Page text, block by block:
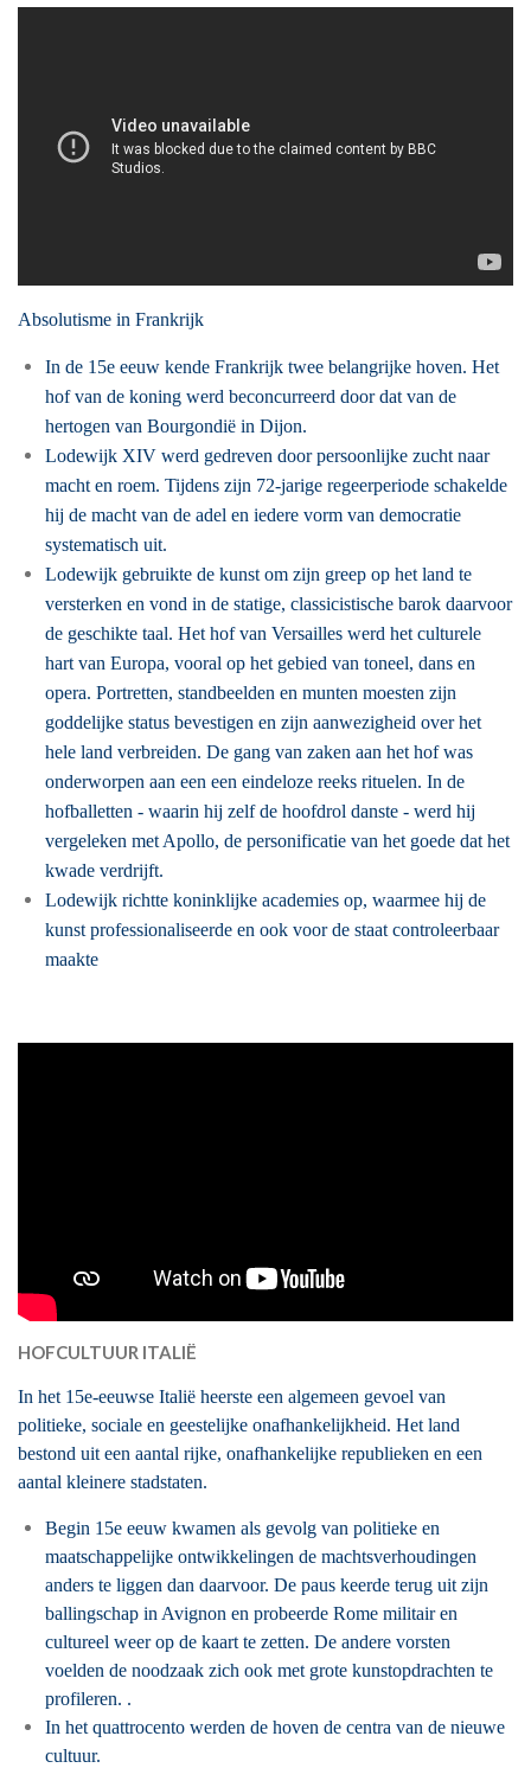
Absolutisme in Frankrijk
In de 15e eeuw kende Frankrijk twee belangrijke hoven. Het
hof van de koning werd beconcurreerd door dat van de
hertogen van Bourgondië in Dijon.
Lodewijk XIV werd gedreven door persoonlijke zucht naar
macht en roem. Tijdens zijn 72-jarige regeerperiode schakelde
hij de macht van de adel en iedere vorm van democratie
systematisch uit.
Lodewijk gebruikte de kunst om zijn greep op het land te
versterken en vond in de statige, classicistische barok daarvoor
de geschikte taal. Het hof van Versailles werd het culturele
hart van Europa, vooral op het gebied van toneel, dans en
opera. Portretten, standbeelden en munten moesten zijn
goddelijke status bevestigen en zijn aanwezigheid over het
hele land verbreiden. De gang van zaken aan het hof was
onderworpen aan een een eindeloze reeks rituelen. In de
hofballetten - waarin hij zelf de hoofdrol danste - werd hij
vergeleken met Apollo, de personificatie van het goede dat het
kwade verdrijft.
Lodewijk richtte koninklijke academies op, waarmee hij de
kunst professionaliseerde en ook voor de staat controleerbaar
maakte
HOFCULTUUR ITALIË
In het 15e-eeuwse Italië heerste een algemeen gevoel van
politieke, sociale en geestelijke onafhankelijkheid. Het land
bestond uit een aantal rijke, onafhankelijke republieken en een
aantal kleinere stadstaten.
Begin 15e eeuw kwamen als gevolg van politieke en
maatschappelijke ontwikkelingen de machtsverhoudingen
anders te liggen dan daarvoor. De paus keerde terug uit zijn
ballingschap in Avignon en probeerde Rome militair en
cultureel weer op de kaart te zetten. De andere vorsten
voelden de noodzaak zich ook met grote kunstopdrachten te
profileren. .
In het quattrocento werden de hoven de centra van de nieuwe
cultuur.